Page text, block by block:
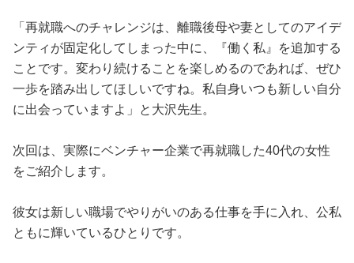
「再就職へのチャレンジは、離職後母や妻としてのアイデ
ンティが固定化してしまった中に、『働く私』を追加する
ことです。変わり続けることを楽しめるのであれば、ぜひ
一歩を踏み出してほしいですね。私自身いつも新しい自分
に出会っていますよ」と大沢先生。
次回は、実際にベンチャー企業で再就職した40代の女性
をご紹介します。
彼女は新しい職場でやりがいのある仕事を手に入れ、公私
ともに輝いているひとりです。